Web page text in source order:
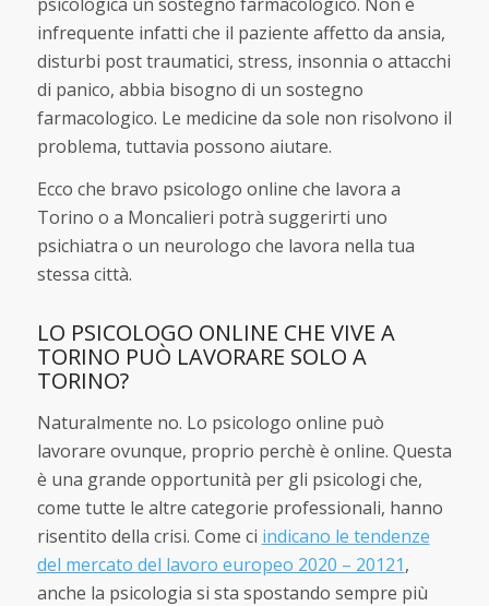
infrequente infatti che il paziente affetto da ansia,
disturbi post traumatici, stress, insonnia o attacchi
di panico, abbia bisogno di un sostegno
farmacologico. Le medicine da sole non risolvono il
problema, tuttavia possono aiutare.
Ecco che bravo psicologo online che lavora a
Torino o a Moncalieri potrà suggerirti uno
psichiatra o un neurologo che lavora nella tua
stessa città.
LO PSICOLOGO ONLINE CHE VIVE A
TORINO PUÒ LAVORARE SOLO A
TORINO?
Naturalmente no. Lo psicologo online può
lavorare ovunque, proprio perchè è online. Questa
è una grande opportunità per gli psicologi che,
come tutte le altre categorie professionali, hanno
risentito della crisi. Come ci indicano le tendenze
del mercato del lavoro europeo 2020 – 20121,
anche la psicologia si sta spostando sempre più